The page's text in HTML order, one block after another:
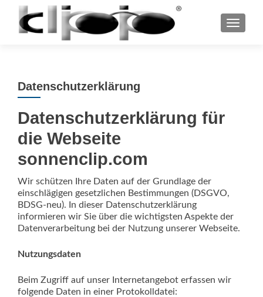
MENU
Datenschutzerklärung
Datenschutzerklärung für
die Webseite
sonnenclip.com
Wir schützen Ihre Daten auf der Grundlage der
einschlägigen gesetzlichen Bestimmungen (DSGVO,
BDSG-neu). In dieser Datenschutzerklärung
informieren wir Sie über die wichtigsten Aspekte der
Datenverarbeitung bei der Nutzung unserer Webseite.
Nutzungsdaten
Beim Zugriff auf unser Internetangebot erfassen wir
folgende Daten in einer Protokolldatei: